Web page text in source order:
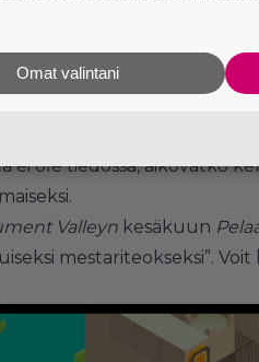
seuraavaksi luoda
tarkoitus kutakuinkin tuplata
ei ole tiedossa, aikovatko
Valleyn kesäkuun
mestariteokseksi”. Voit
Omat valintani